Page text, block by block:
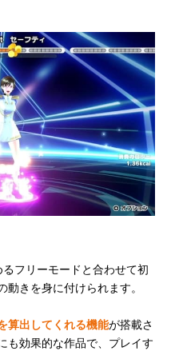
フリーモードと合わせて初
きを身に付けられます。
算出してくれる機能が搭載さ
も効果的な作品で、プレイす